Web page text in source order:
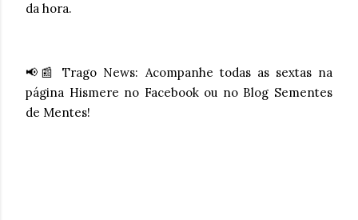
da hora.
📢📰 Trago News: Acompanhe todas as sextas na
página Hismere no Facebook ou no Blog Sementes
de Mentes!